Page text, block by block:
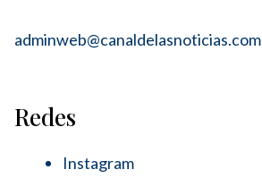
adminweb@canaldelasnoticias.com
Redes
Instagram